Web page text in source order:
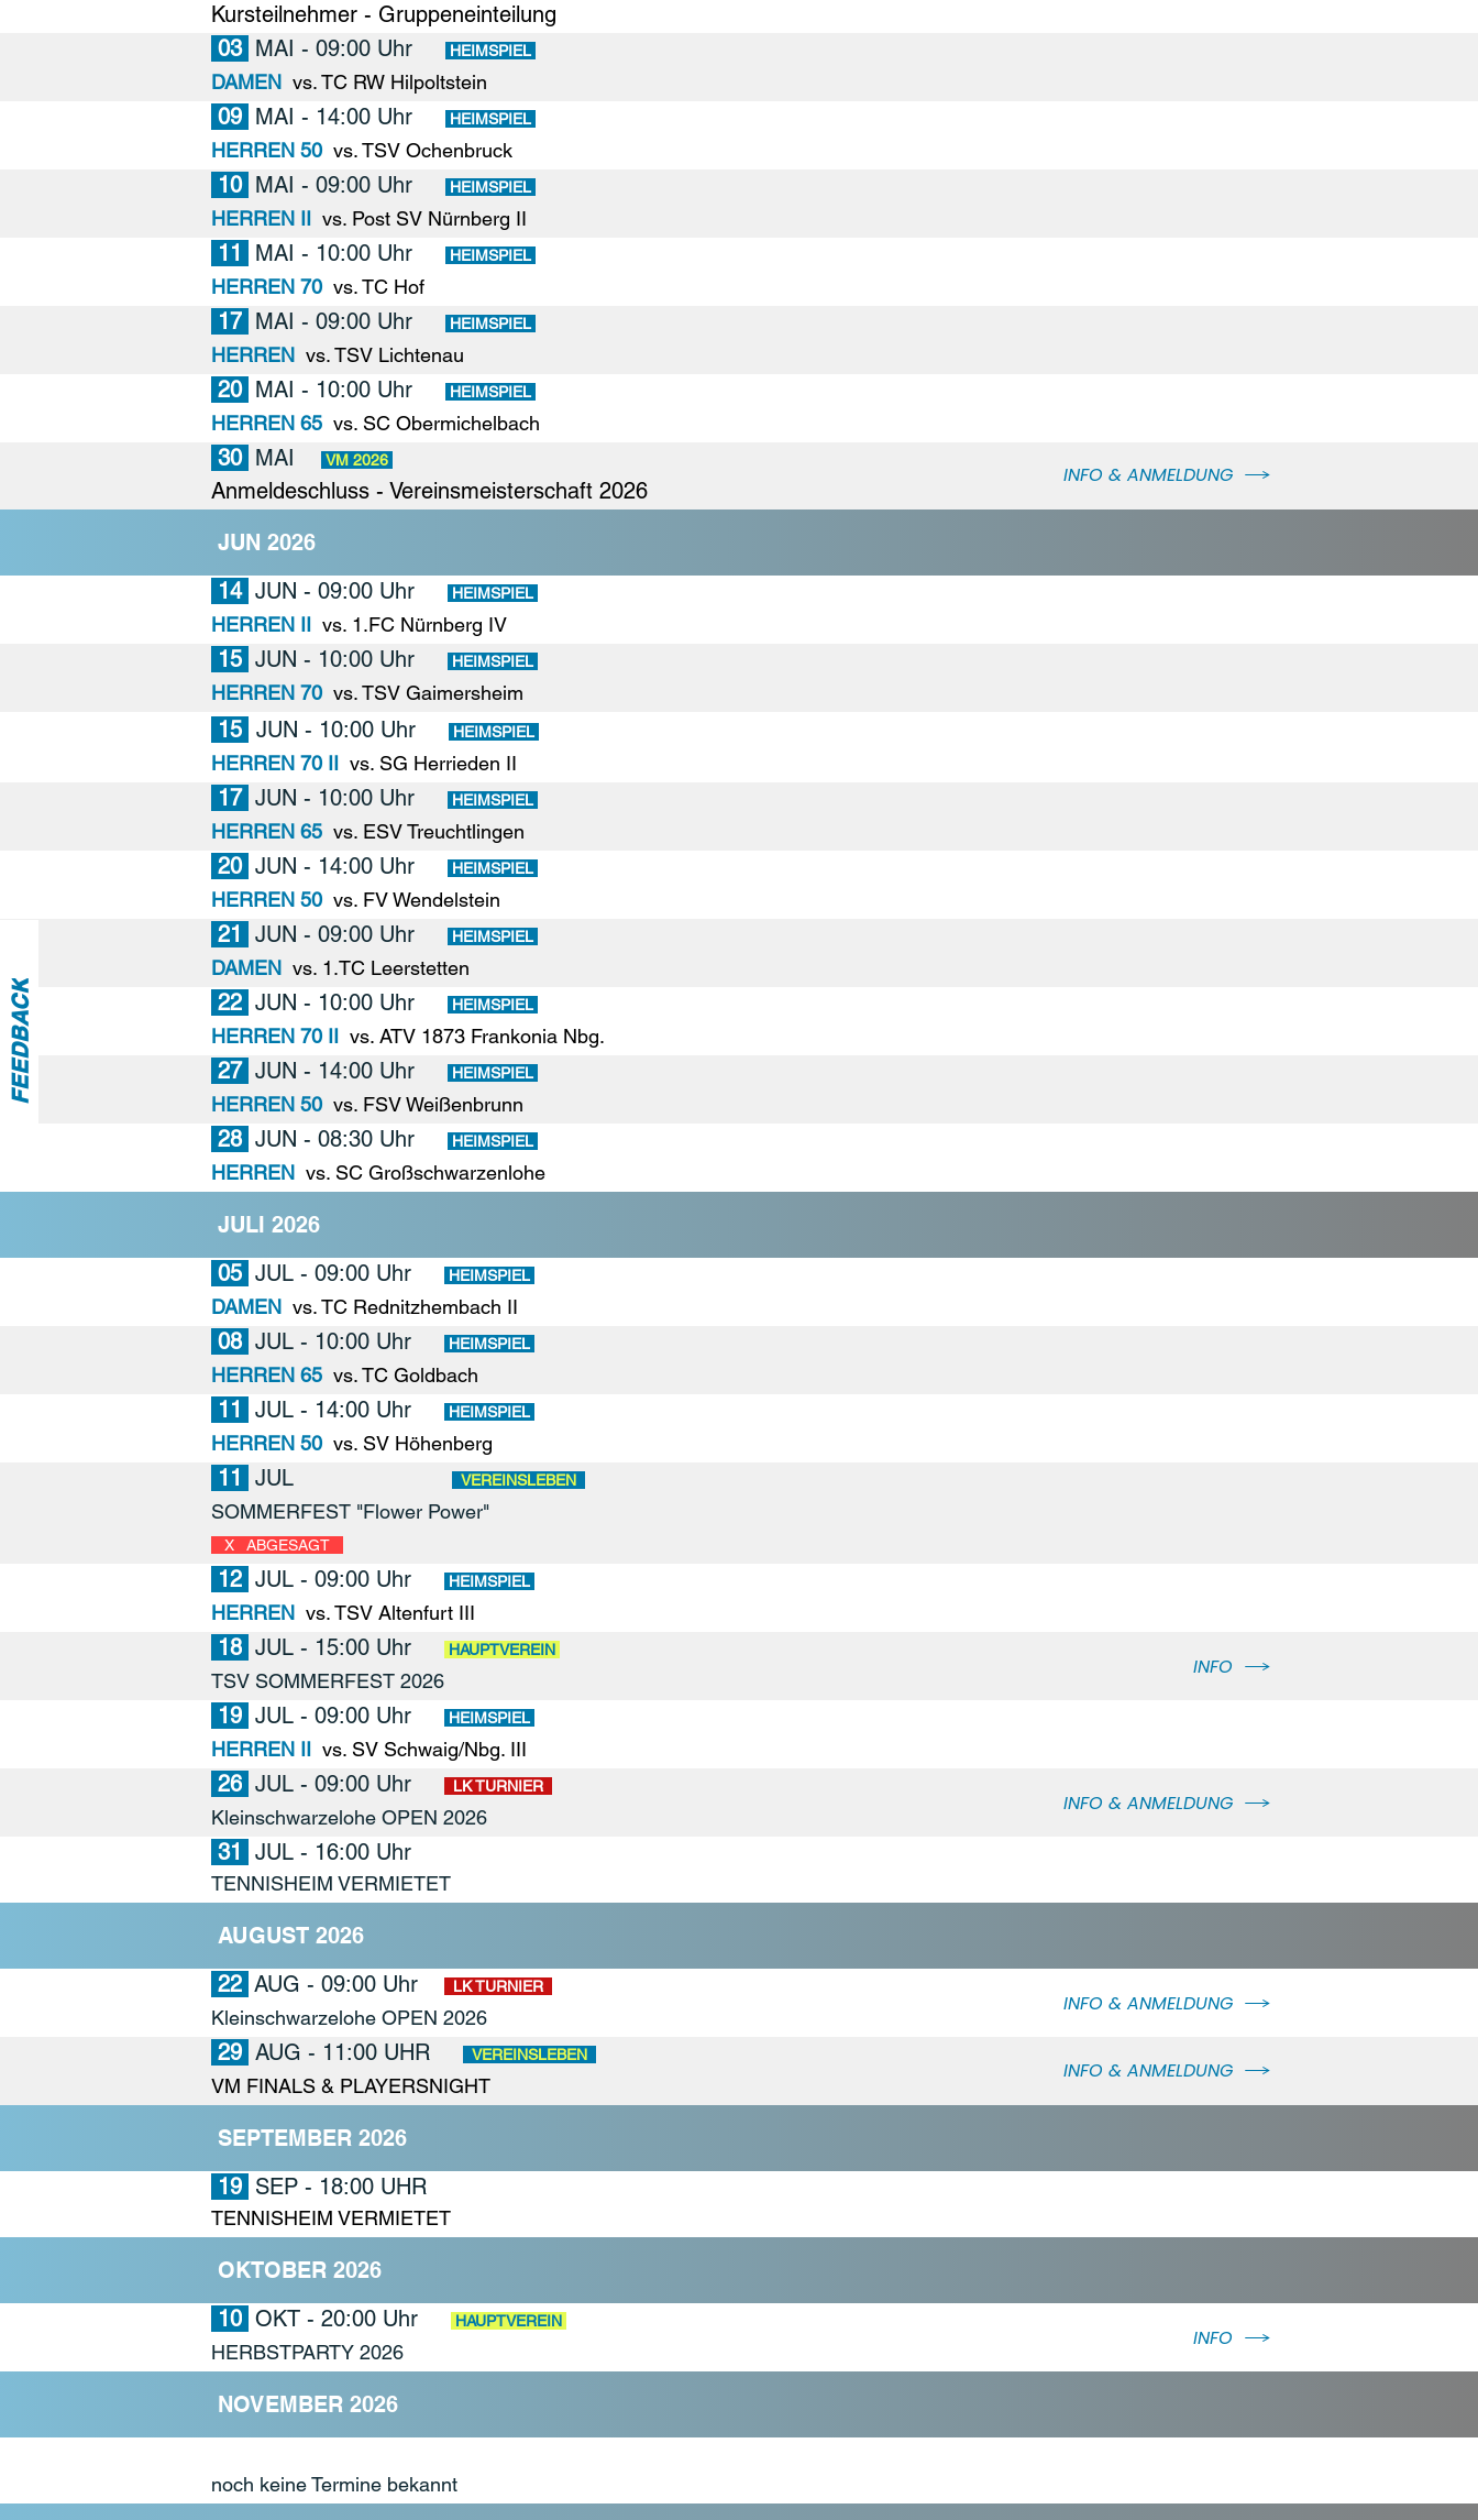
FEEDBACK
Kursteilnehmer - Gruppeneinteilung
03 MAI - 09:00 Uhr HEIMSPIEL
DAMEN vs. TC RW Hilpoltstein
09 MAI - 14:00 Uhr HEIMSPIEL
HERREN 50 vs. TSV Ochenbruck
10 MAI - 09:00 Uhr HEIMSPIEL
HERREN II vs. Post SV Nürnberg II
11 MAI - 10:00 Uhr HEIMSPIEL
HERREN 70 vs. TC Hof
17 MAI - 09:00 Uhr HEIMSPIEL
HERREN vs. TSV Lichtenau
20 MAI - 10:00 Uhr HEIMSPIEL
HERREN 65 vs. SC Obermichelbach
30 MAI VM 2026
Anmeldeschluss - Vereinsmeisterschaft 2026
INFO & ANMELDUNG
JUN 2026
14 JUN - 09:00 Uhr HEIMSPIEL
HERREN II vs. 1.FC Nürnberg IV
15 JUN - 10:00 Uhr HEIMSPIEL
HERREN 70 vs. TSV Gaimersheim
15 JUN - 10:00 Uhr HEIMSPIEL
HERREN 70 II vs. SG Herrieden II
17 JUN - 10:00 Uhr HEIMSPIEL
HERREN 65 vs. ESV Treuchtlingen
20 JUN - 14:00 Uhr HEIMSPIEL
HERREN 50 vs. FV Wendelstein
21 JUN - 09:00 Uhr HEIMSPIEL
DAMEN vs. 1.TC Leerstetten
22 JUN - 10:00 Uhr HEIMSPIEL
HERREN 70 II vs. ATV 1873 Frankonia Nbg.
27 JUN - 14:00 Uhr HEIMSPIEL
HERREN 50 vs. FSV Weißenbrunn
28 JUN - 08:30 Uhr HEIMSPIEL
HERREN vs. SC Großschwarzenlohe
JULI 2026
05 JUL - 09:00 Uhr HEIMSPIEL
DAMEN vs. TC Rednitzhembach II
08 JUL - 10:00 Uhr HEIMSPIEL
HERREN 65 vs. TC Goldbach
11 JUL - 14:00 Uhr HEIMSPIEL
HERREN 50 vs. SV Höhenberg
11 JUL VEREINSLEBEN
SOMMERFEST "Flower Power"
X ABGESAGT
12 JUL - 09:00 Uhr HEIMSPIEL
HERREN vs. TSV Altenfurt III
18 JUL - 15:00 Uhr HAUPTVEREIN
TSV SOMMERFEST 2026
INFO
19 JUL - 09:00 Uhr HEIMSPIEL
HERREN II vs. SV Schwaig/Nbg. III
26 JUL - 09:00 Uhr LK TURNIER
Kleinschwarzelohe OPEN 2026
INFO & ANMELDUNG
31 JUL - 16:00 Uhr
TENNISHEIM VERMIETET
AUGUST 2026
22 AUG - 09:00 Uhr LK TURNIER
Kleinschwarzelohe OPEN 2026
INFO & ANMELDUNG
29 AUG - 11:00 UHR VEREINSLEBEN
VM FINALS & PLAYERSNIGHT
INFO & ANMELDUNG
SEPTEMBER 2026
19 SEP - 18:00 UHR
TENNISHEIM VERMIETET
OKTOBER 2026
10 OKT - 20:00 Uhr HAUPTVEREIN
HERBSTPARTY 2026
INFO
NOVEMBER 2026
noch keine Termine bekannt